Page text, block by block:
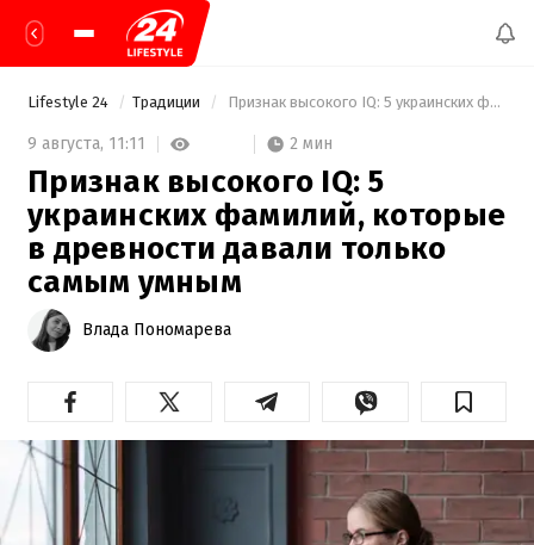
Lifestyle 24 Традиции Признак высокого IQ: 5 украинских фамилий, которые в древности давали только самым умным
9 августа, 11:11 2 мин
Признак высокого IQ: 5
украинских фамилий, которые
в древности давали только
самым умным
Влада Пономарева